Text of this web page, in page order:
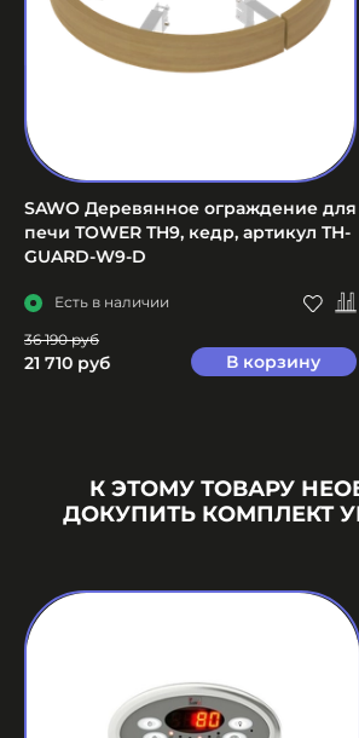
SAWO Деревянное ограждение для
печи TOWER TH9, кедр, артикул TH-
GUARD-W9-D
Есть в наличии
36 190 руб
21 710 руб В корзину
К ЭТОМУ ТОВАРУ
ДОКУПИТЬ КОМПЛЕКТ